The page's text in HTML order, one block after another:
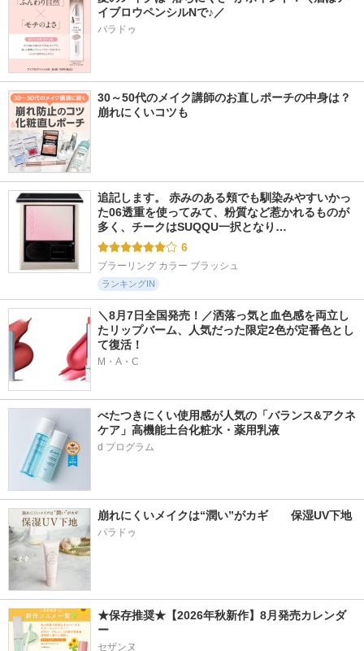
イブロウペンシルNで♪／
パラドゥ
30～50代のメイク講師のお直しポーチの中身は？
崩れにくいコツも
追記します。 赤みのある頬でも馴染みやすいかっ
た06透重を使ってみて、粉質など惹かれるものが
多く、チークはSUQQU一択となり…
6
ブラーリング カラー ブラッシュ
ランキングIN
＼8月7日全国発売！／洒落っ気と血色感を両立し
たリップバーム、人気だった限定2色が定番色とし
て復活！
M・A・C
べたつきにくい使用感が人気の「バランス&アクネ
ケア」高機能土台化粧水・薬用乳液
崩れにくいメイクは“潤い”がカギ　　保湿UV下地
パラドゥ
★保存推奨★【2026年秋新作】8月発売カレンダ
ー
セザンヌ